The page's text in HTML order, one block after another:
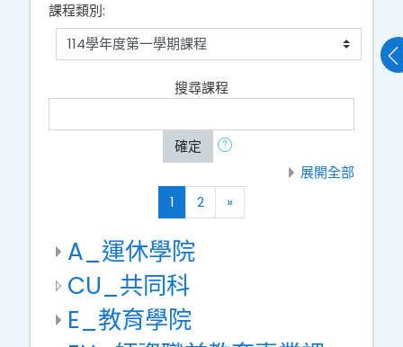
課程類別:
搜尋課程
確定
展開全部
1 (current)
2 »
A_運休學院
CU_共同科
E_教育學院